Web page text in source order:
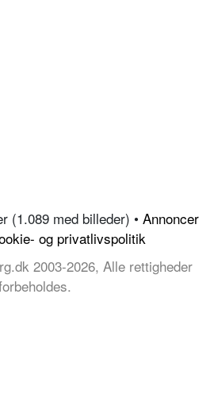
(1.089 med billeder) • Annoncer
og privatlivspolitik
2003-2026, Alle rettigheder